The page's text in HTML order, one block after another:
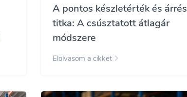
A pontos készletérték és árrés
titka: A csúsztatott átlagár
módszere
Elolvasom a cikket